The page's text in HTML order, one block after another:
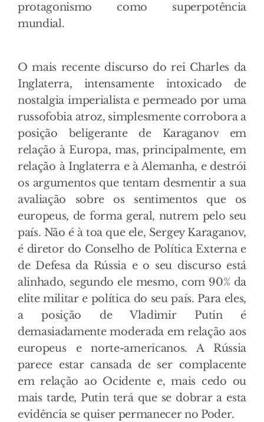
protagonismo como superpotência
mundial.
O mais recente discurso do rei Charles da
Inglaterra, intensamente intoxicado de
nostalgia imperialista e permeado por uma
russofobia atroz, simplesmente corrobora a
posição beligerante de Karaganov em
relação à Europa, mas, principalmente, em
relação à Inglaterra e à Alemanha, e destrói
os argumentos que tentam desmentir a sua
avaliação sobre os sentimentos que os
europeus, de forma geral, nutrem pelo seu
país. Não é à toa que ele, Sergey Karaganov,
é diretor do Conselho de Política Externa e
de Defesa da Rússia e o seu discurso está
alinhado, segundo ele mesmo, com 90% da
elite militar e política do seu país. Para eles,
a posição de Vladimir Putin é
demasiadamente moderada em relação aos
europeus e norte-americanos. A Rússia
parece estar cansada de ser complacente
em relação ao Ocidente e, mais cedo ou
mais tarde, Putin terá que se dobrar a esta
evidência se quiser permanecer no Poder.